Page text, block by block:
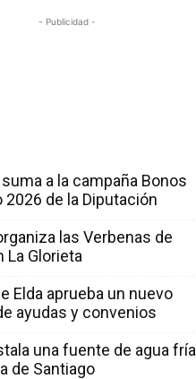
- Publicidad -
a la campaña Bonos
2026 de la Diputación
las Verbenas de
La Glorieta
Elda aprueba un nuevo
ayudas y convenios
una fuente de agua fría
de Santiago